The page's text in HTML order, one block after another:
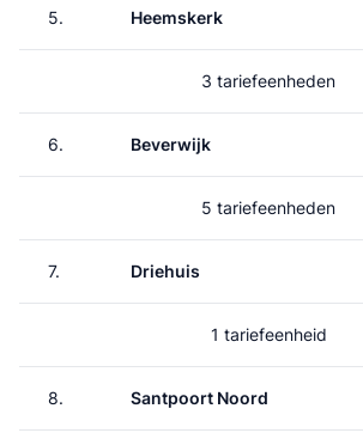
5. Heemskerk
3 tariefeenheden
6. Beverwijk
5 tariefeenheden
7. Driehuis
1 tariefeenheid
8. Santpoort Noord